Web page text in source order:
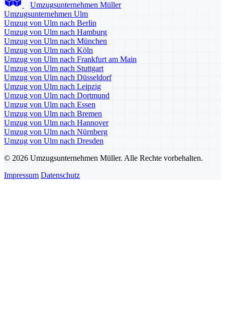
Umzugsunternehmen Müller
Umzugsunternehmen Ulm
Umzug von Ulm nach Berlin
Umzug von Ulm nach Hamburg
Umzug von Ulm nach München
Umzug von Ulm nach Köln
Umzug von Ulm nach Frankfurt am Main
Umzug von Ulm nach Stuttgart
Umzug von Ulm nach Düsseldorf
Umzug von Ulm nach Leipzig
Umzug von Ulm nach Dortmund
Umzug von Ulm nach Essen
Umzug von Ulm nach Bremen
Umzug von Ulm nach Hannover
Umzug von Ulm nach Nürnberg
Umzug von Ulm nach Dresden
© 2026 Umzugsunternehmen Müller. Alle Rechte vorbehalten.
Impressum Datenschutz